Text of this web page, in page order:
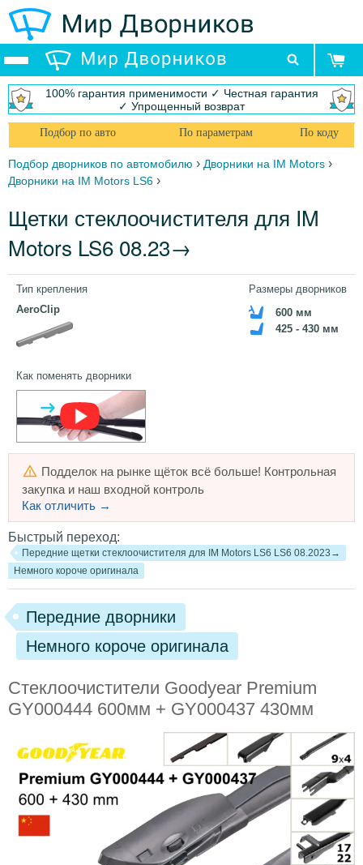
100% гарантия применимости ✓ Честная гарантия
✓ Упрощенный возврат
Подбор по авто По параметрам По коду
Подбор дворников по автомобилю › Дворники на IM Motors ›
Дворники на IM Motors LS6 ›
Щетки стеклоочистителя для IM
Motors LS6 08.23→
Тип крепления
AeroClip
Размеры дворников
600 мм
425 - 430 мм
Как поменять дворники
Подделок на рынке щёток всё больше! Контрольная
закупка и наш входной контроль
Как отличить →
Быстрый переход:
Передние щетки стеклоочистителя для IM Motors LS6 LS6 08.2023→
Немного короче оригинала
Передние дворники
Немного короче оригинала
Стеклоочистители Goodyear Premium
GY000444 600мм + GY000437 430мм